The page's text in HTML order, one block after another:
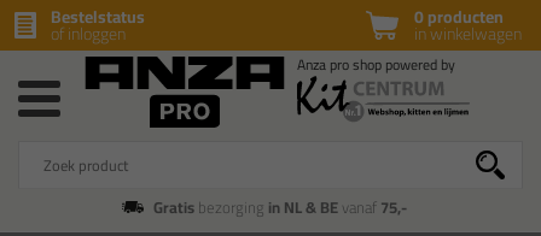
0 producten
in winkelwagen
Bestelstatus
of inloggen
Gratisbezorging in NL & BEvanaf75,-